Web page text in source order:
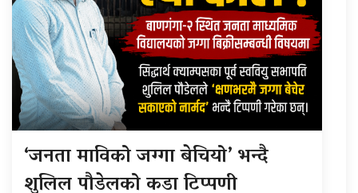
‘जनता माविको जग्गा बेचियो’ भन्दै
शुलिल पौडेलको कडा टिप्पणी